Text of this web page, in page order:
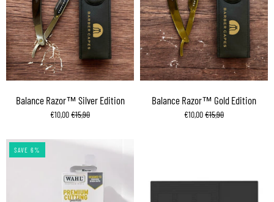
Balance Razor™ Silver Edition
€10,00€15,90
Balance Razor™ Gold Edition
€10,00€15,90
SAVE 6%